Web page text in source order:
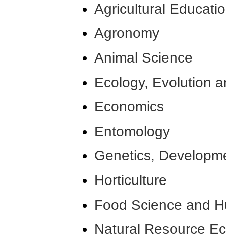
Agricultural
Agronomy
Animal Science
Ecology, Evolution
Economics
Entomology
Genetics,
Horticulture
Food Science and
Natural Resource